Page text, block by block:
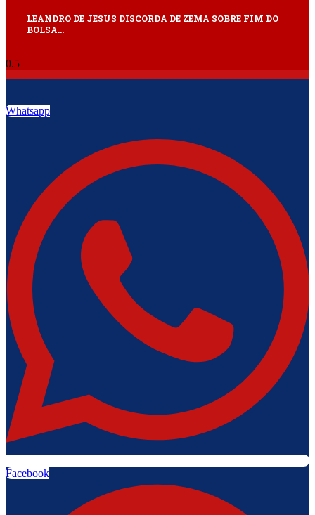
LEANDRO DE JESUS DISCORDA DE ZEMA SOBRE FIM DO
BOLSA…
Whatsapp
Facebook